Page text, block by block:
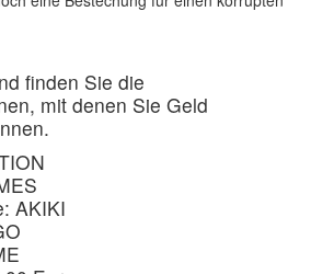
finden Sie die
mit denen Sie Geld
AKIKI